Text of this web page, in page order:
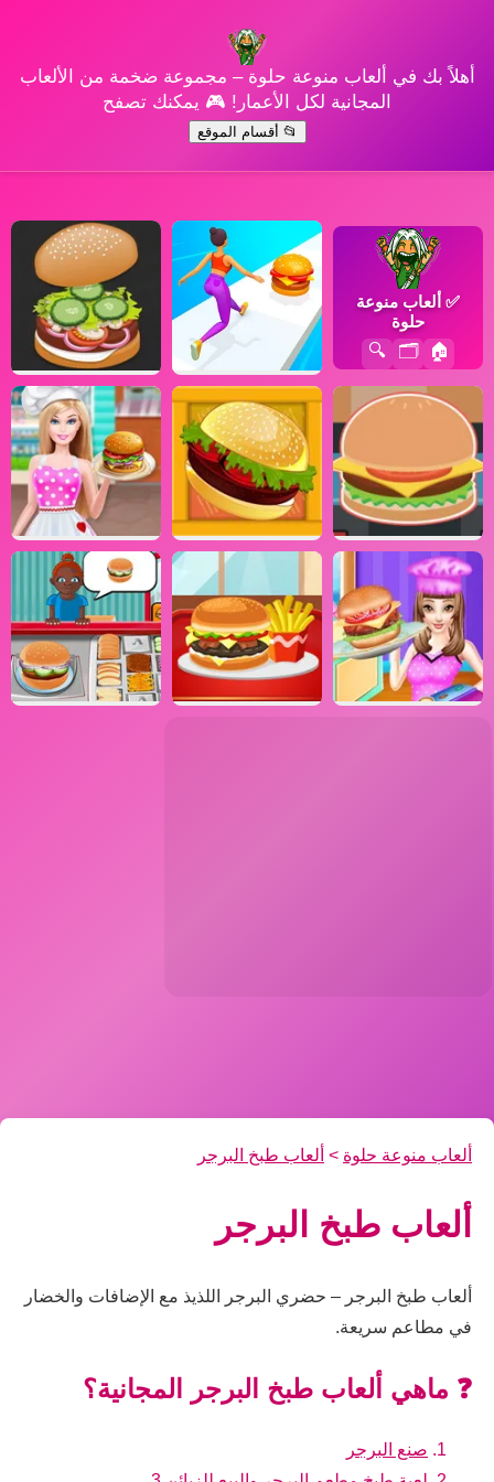
أهلاً بك في ألعاب منوعة حلوة – مجموعة ضخمة من الألعاب
المجانية لكل الأعمار! 🎮 يمكنك تصفح
📂 أقسام الموقع
✅ ألعاب منوعة
حلوة
🏠
🗂️
🔍
ألعاب منوعة حلوة > ألعاب طبخ البرجر
ألعاب طبخ البرجر
ألعاب طبخ البرجر – حضري البرجر اللذيذ مع الإضافات والخضار
في مطاعم سريعة.
❓ ماهي ألعاب طبخ البرجر المجانية؟
صنع البرجر